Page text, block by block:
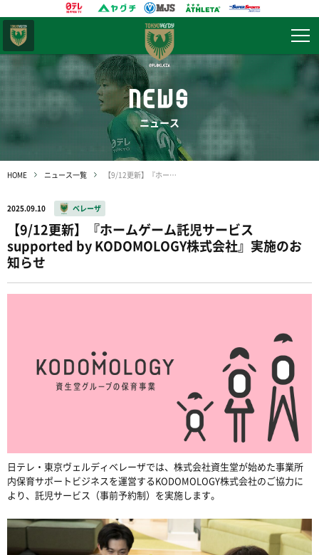
NEWS
ニュース
HOME ニュース一覧 【9/12更新】『ホームゲーム託児サービス supported by KODOMOLOGY株式会社』実施のお知らせ
2025.09.10 ベレーザ
【9/12更新】『ホームゲーム託児サービス
supported by KODOMOLOGY株式会社』実施のお
知らせ
日テレ・東京ヴェルディベレーザでは、株式会社資生堂が始めた事業所
内保育サポートビジネスを運営するKODOMOLOGY株式会社のご協力に
より、託児サービス（事前予約制）を実施します。